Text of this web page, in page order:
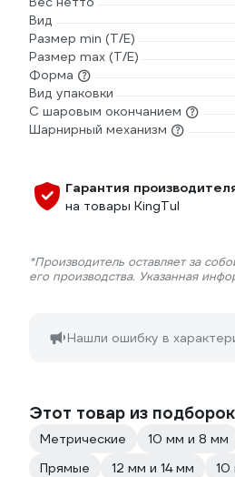
Вид
Размер min (Т/E)
Размер max (T/E)
Форма
Вид упаковки
С шаровым окончанием
Шарнирный механизм
Гарантия
на товары KingTul
*Производитель оставляет за
его производства. Указанная
Нашли ошибку в
Этот товар из подборок
Метрические 10 мм и 8 мм
Прямые
12 мм и 14 мм 10